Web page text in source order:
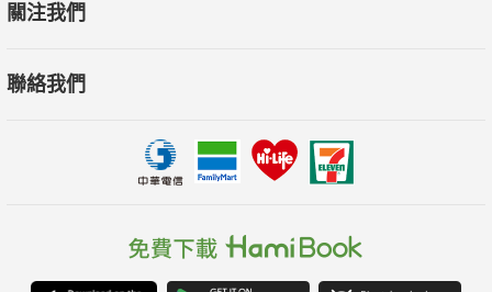
關注我們
聯絡我們